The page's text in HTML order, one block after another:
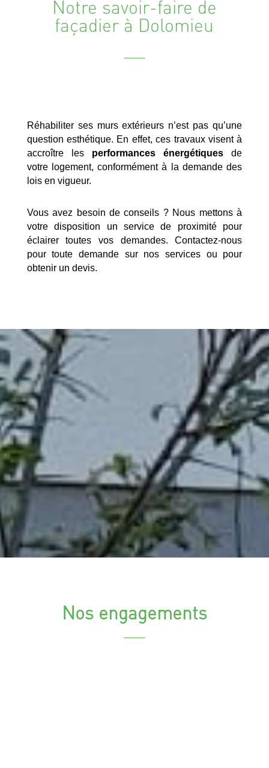
Notre savoir-faire de
façadier à Dolomieu
Réhabiliter ses murs extérieurs n’est pas qu’une
question esthétique. En effet, ces travaux visent à
accroître les performances énergétiques de
votre logement, conformément à la demande des
lois en vigueur.
Vous avez besoin de conseils ? Nous mettons à
votre disposition un service de proximité pour
éclairer toutes vos demandes. Contactez-nous
pour toute demande sur nos services ou pour
obtenir un devis.
Nos engagements